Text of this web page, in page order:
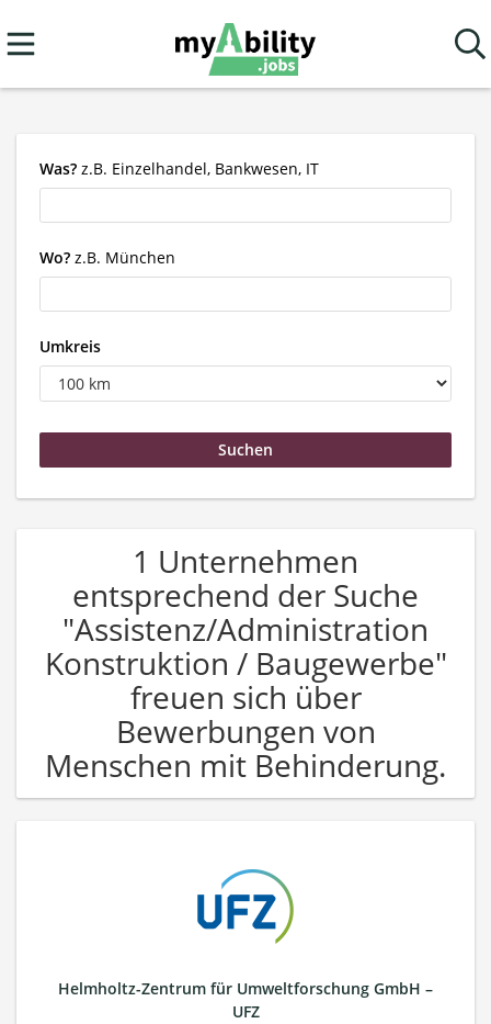
Was? z.B. Einzelhandel, Bankwesen, IT
Wo? z.B. München
Umkreis
1 Unternehmen
entsprechend der Suche
"Assistenz/Administration
Konstruktion / Baugewerbe"
freuen sich über
Bewerbungen von
Menschen mit Behinderung.
Helmholtz-Zentrum für Umweltforschung GmbH –
UFZ